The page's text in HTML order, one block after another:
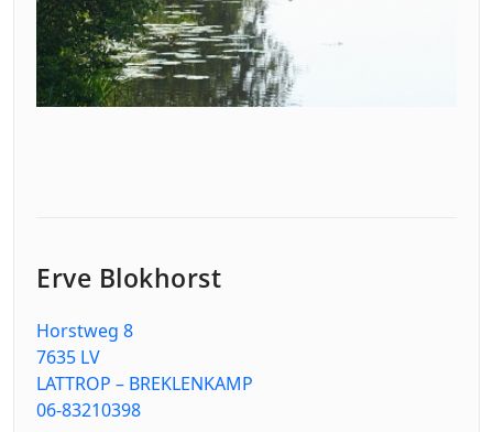
Erve Blokhorst
Horstweg 8
7635 LV
LATTROP – BREKLENKAMP
06-83210398